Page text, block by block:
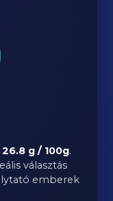
26.8 g / 100g.
választás
emberek